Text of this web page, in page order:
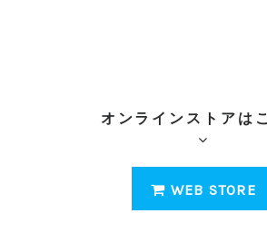
オンラインストアは
WEB STORE